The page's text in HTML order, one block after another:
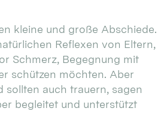
kleine und große Abschiede.
Reflexen von Eltern,
Schmerz, Begegnung mit
schützen möchten. Aber
sollten auch trauern, sagen
begleitet und unterstützt